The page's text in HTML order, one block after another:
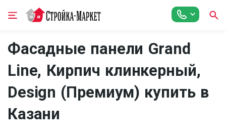
Фасадные панели Grand
Line, Кирпич клинкерный,
Design (Премиум) купить в
Казани